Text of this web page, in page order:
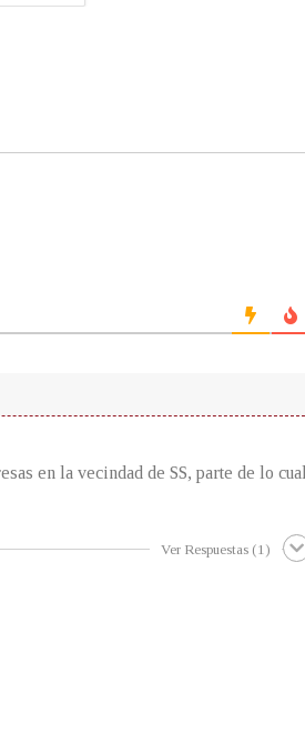
en la vecindad de SS, parte de lo cual
Ver Respuestas (1)